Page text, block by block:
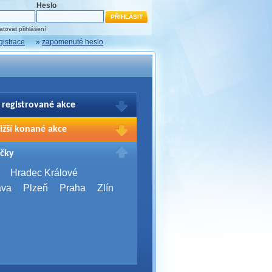
Heslo
přihlášení
» zapomenuté heslo
registrované akce
Vašich registrací na akce
přihlašte.
konané akce
2026
Brno
Server Bootcamp 2026
Hradec Králové
Plzeň Praha Zlín